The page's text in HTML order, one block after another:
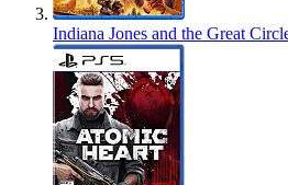
Indiana Jones and the Great